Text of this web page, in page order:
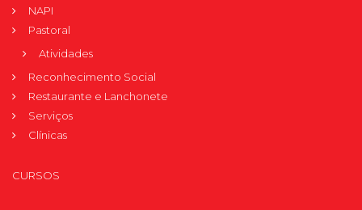
NAPI
Pastoral
Atividades
Reconhecimento Social
Restaurante e Lanchonete
Serviços
Clínicas
CURSOS